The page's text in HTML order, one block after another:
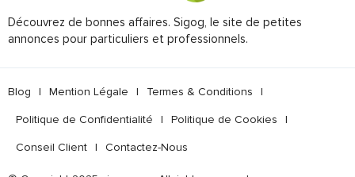
Découvrez de bonnes affaires. Sigog, le site de petites
annonces pour particuliers et professionnels.
Blog | Mention Légale | Termes & Conditions |
Politique de Confidentialité | Politique de Cookies |
Conseil Client | Contactez-Nous